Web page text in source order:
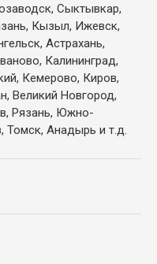
Сыктывкар,
Кызыл, Ижевск,
Астрахань,
Калининград,
Кемерово, Киров,
Великий Новгород,
Рязань, Южно-
Томск, Анадырь и т.д.